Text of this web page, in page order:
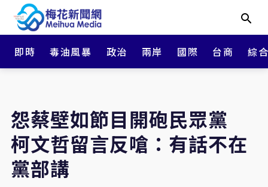
即時 毒油風暴 政治 兩岸 國際 台商 綜
怨蔡壁如節目開砲民眾黨
柯文哲留言反嗆：有話不在
黨部講